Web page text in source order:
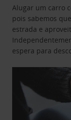
Alugar um carro
pois sabemos
estrada e
espera para